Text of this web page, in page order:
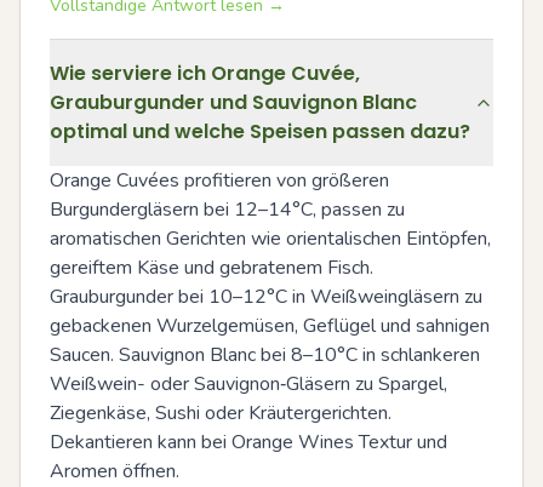
Vollständige Antwort lesen →
Wie serviere ich Orange Cuvée,
Grauburgunder und Sauvignon Blanc
optimal und welche Speisen passen dazu?
Orange Cuvées profitieren von größeren
Burgundergläsern bei 12–14°C, passen zu
aromatischen Gerichten wie orientalischen Eintöpfen,
gereiftem Käse und gebratenem Fisch.
Grauburgunder bei 10–12°C in Weißweingläsern zu
gebackenen Wurzelgemüsen, Geflügel und sahnigen
Saucen. Sauvignon Blanc bei 8–10°C in schlankeren
Weißwein- oder Sauvignon‑Gläsern zu Spargel,
Ziegenkäse, Sushi oder Kräutergerichten.
Dekantieren kann bei Orange Wines Textur und
Aromen öffnen.